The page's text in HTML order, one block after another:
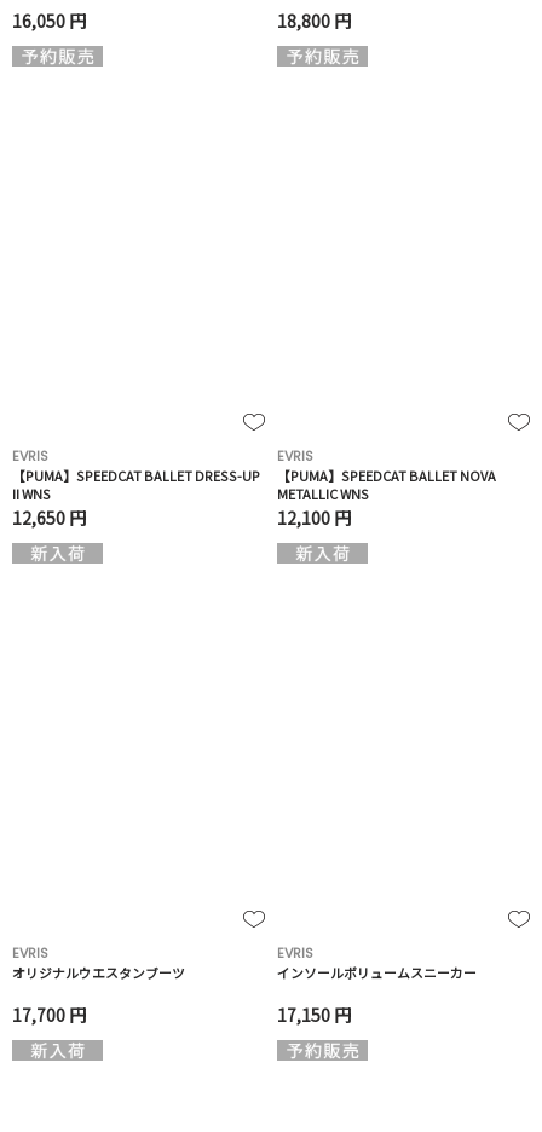
16,050 円 18,800 円
EVRIS
【PUMA】SPEEDCAT BALLET DRESS-UP
II WNS
12,650 円
EVRIS
【PUMA】SPEEDCAT BALLET NOVA
METALLIC WNS
12,100 円
EVRIS
オリジナルウエスタンブーツ
17,700 円
EVRIS
インソールボリュームスニーカー
17,150 円